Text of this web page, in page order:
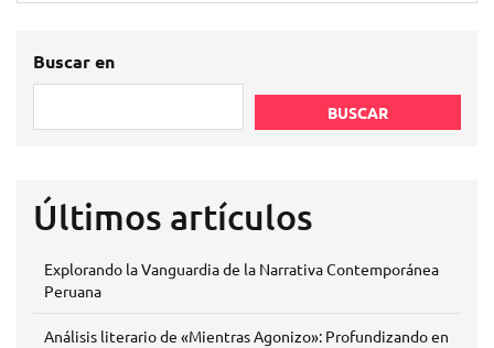
Buscar en
BUSCAR
Últimos artículos
Explorando la Vanguardia de la Narrativa Contemporánea
Peruana
Análisis literario de «Mientras Agonizo»: Profundizando en